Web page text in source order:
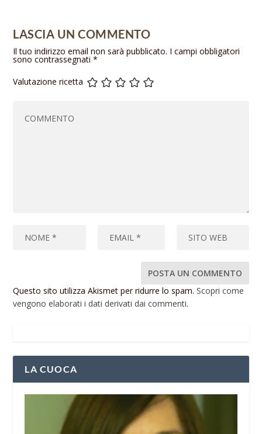
LASCIA UN COMMENTO
Il tuo indirizzo email non sarà pubblicato. I campi obbligatori
sono contrassegnati*
Valutazione ricetta
Questo sito utilizza Akismet per ridurre lo spam.Scopri come
vengono elaborati i dati derivati dai commenti.
LA CUOCA